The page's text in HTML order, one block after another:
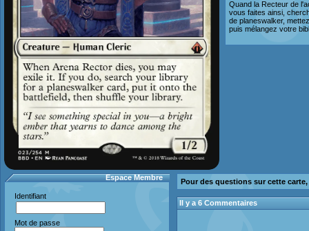
Quand la Recteur de
vous faites ainsi,
de planeswalker,
puis mélangez votre
Espace Membre
Identifiant
Mot de passe
Pour des questions sur cette
Il y a 6 Commentaires